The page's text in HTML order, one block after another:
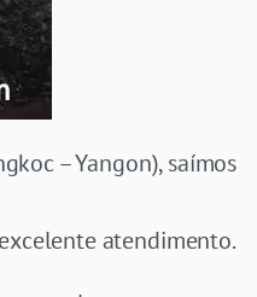
– Yangon), saímos
atendimento.